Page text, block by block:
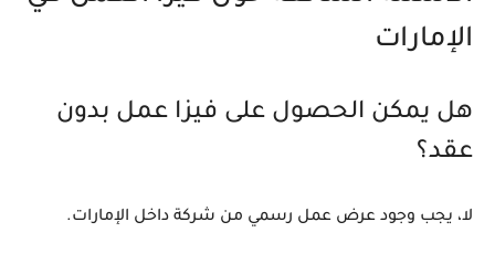
الإمارات
هل يمكن الحصول على فيزا عمل بدون
عقد؟
لا، يجب وجود عرض عمل رسمي من شركة داخل الإمارات.